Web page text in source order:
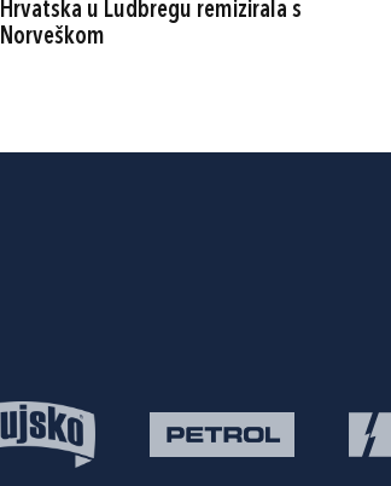
Hrvatska u Ludbregu remizirala s
Norveškom